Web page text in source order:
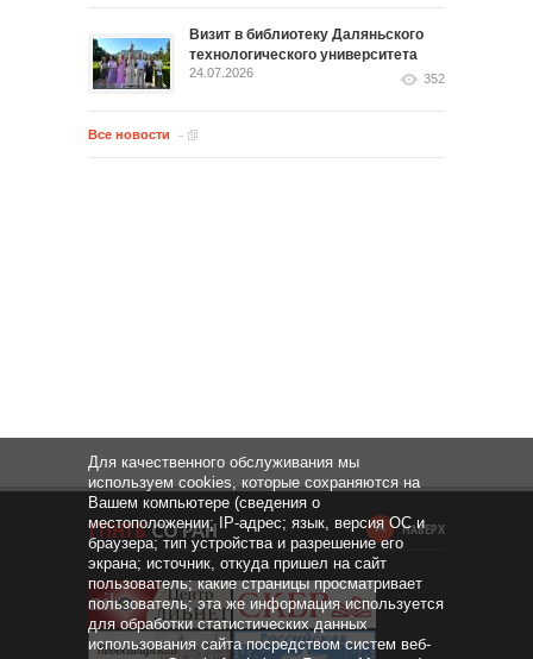
Визит в библиотеку Даляньского
технологического университета
24.07.2026 352
Все новости
НАВЕРХ
Для качественного обслуживания мы
используем cookies, которые сохраняются на
Вашем компьютере (сведения о
местоположении; IP-адрес; язык, версия ОС и
браузера; тип устройства и разрешение его
экрана; источник, откуда пришел на сайт
пользователь; какие страницы просматривает
пользователь; эта же информация используется
для обработки статистических данных
использования сайта посредством систем веб-